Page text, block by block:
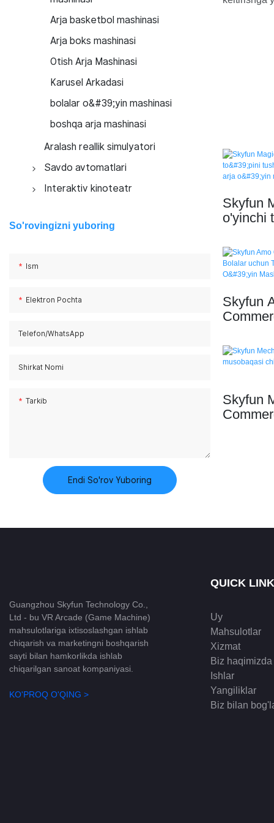
VR raqs simulyatori
VR chang&#39;i sporti
simulyatori
VR mototsikli
VR velosipedi
Bolalar VR mashinasi
simulyatori
Arja basketbol mashinasi
Arja boks mashinasi
Otish Arja Mashinasi
Karusel Arkadasi
bolalar o&#39;yin mashinasi
boshqa arja mashinasi
Aralash reallik simulyatori
Savdo avtomatlari
Popkorn savdo avtomatlari
avtomatlari
Interaktiv kinoteatr
5D kinoteatr
So'rovingizni yuboring
Ism
Elektron Pochta
Telefon/whatsApp
Shirkat Nomi
Tarkib
Endi So'rov Yuboring
Skyfun
o'yinchi
ega arja
Skyfun
Skyfun
Guangzhou Skyfun Technology Co.,
Ltd - bu VR Arcade (Game Machine)
mahsulotlariga ixtisoslashgan ishlab
chiqarish va marketingni boshqarish
sayti bilan hamkorlikda ishlab
chiqarilgan sanoat kompaniyasi.
KO'PROQ O'QING >
QUICK
Uy
Mahsulotlar
Xizmat
Biz haqimizda
Ishlar
Yangiliklar
Biz bilan